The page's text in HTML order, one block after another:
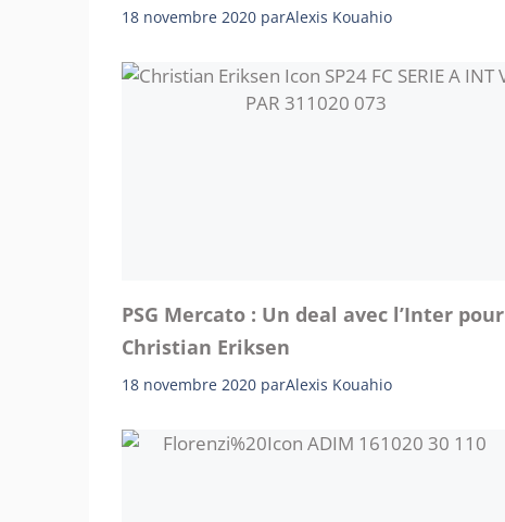
18 novembre 2020 parAlexis Kouahio
PSG Mercato : Un deal avec l’Inter pour
Christian Eriksen
18 novembre 2020 parAlexis Kouahio